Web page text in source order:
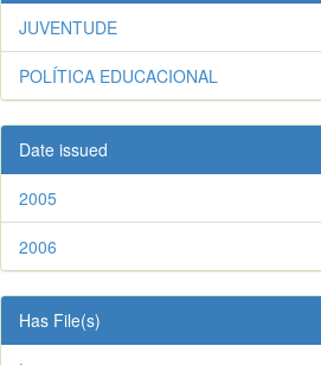
JUVENTUDE
POLÍTICA EDUCACIONAL
Date issued
2005
2006
Has File(s)